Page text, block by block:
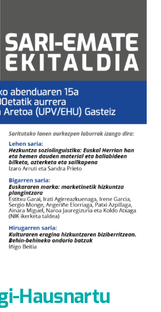
Hausnartu